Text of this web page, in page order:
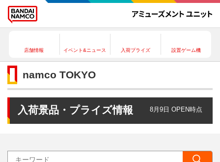
店舗情報 イベント&ニュース 入荷プライズ 設置ゲーム機
namco TOKYO
入荷景品・プライズ情報 8月9日 OPEN時点